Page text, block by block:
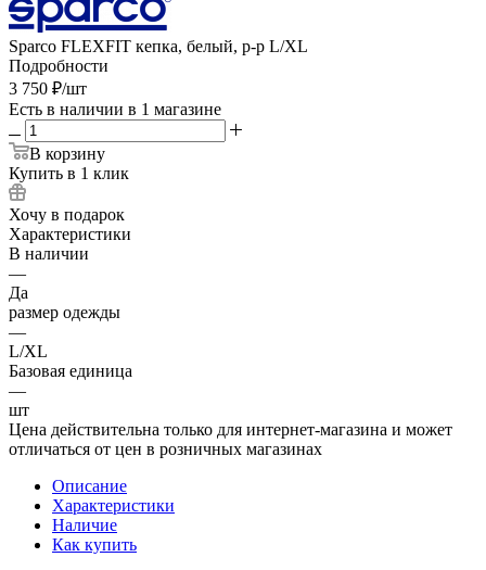
Sparco FLEXFIT кепка, белый, р-р L/XL
Подробности
3 750 ₽/шт
Есть в наличии в 1 магазине
В корзину
Купить в 1 клик
Хочу в подарок
Характеристики
В наличии
—
Да
размер одежды
—
L/XL
Базовая единица
—
шт
Цена действительна только для интернет-магазина и может
отличаться от цен в розничных магазинах
Описание
Характеристики
Наличие
Как купить